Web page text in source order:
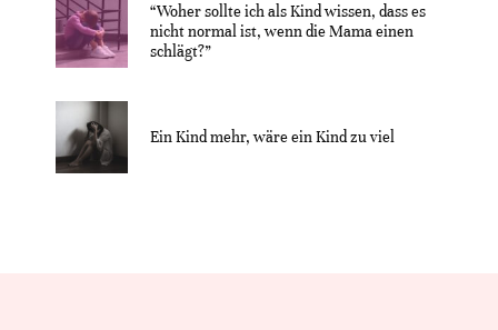
“Woher sollte ich als Kind wissen, dass es
nicht normal ist, wenn die Mama einen
schlägt?”
Ein Kind mehr, wäre ein Kind zu viel